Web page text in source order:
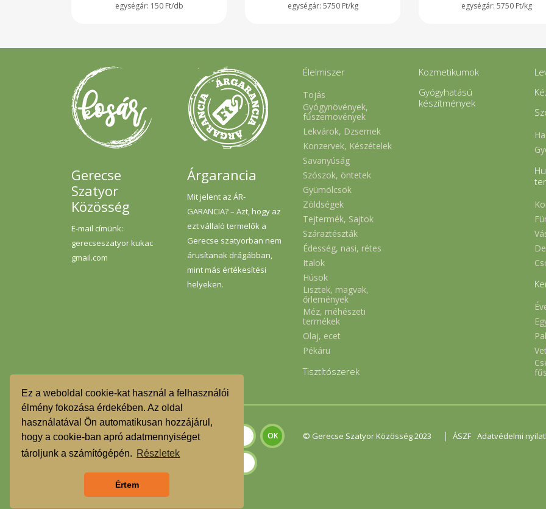
Ez a weboldal cookie-kat használ a felhasználói
élmény fokozása érdekében. Az oldal
használatával Ön automatikusan hozzájárul,
hogy a cookie-ban apró adatmennyiséget
tároljunk a számítógépén. Részletek
Értem
150 Ft/db 5750 Ft/kg 5750 Ft/kg
Gerecse
Szatyor
Közösség
E-mail címünk:
gerecseszatyor kukac
gmail.com
Árgarancia
Mit jelent az ÁR-
GARANCIA? – Azt, hogy az
ezt vállaló termelők a
Gerecse szatyorban nem
árusítanak drágábban,
mint más értékesítési
helyeken.
Élelmiszer
Tojás
Gyógynövények,
fűszernövények
Lekvárok, Dzsemek
Konzervek, Készételek
Savanyúság
Szószok, öntetek
Gyümölcsök
Zöldségek
Tejtermék, Sajtok
Száraztészták
Édesség, nasi, rétes
Italok
Húsok
Lisztek, magvak,
őrlemények
Méz, méhészeti
termékek
Olaj, ecet
Pékáru
Tisztítószerek
Kozmetikumok
Gyógyhatású
készítmények
Szeretnék feliratkozni a hírlevélre.
© Gerecse Szatyor Közösség 2023 | ÁSZF Adatvédelmi